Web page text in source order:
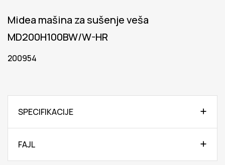
Midea mašina za sušenje veša
MD200H100BW/W-HR
200954
SPECIFIKACIJE
FAJL